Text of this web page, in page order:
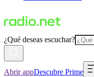
¿Qué deseas escuchar?
Abrir appDescubre Prime